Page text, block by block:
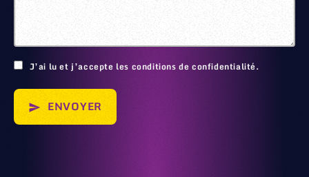
J’ai lu et j’accepte les conditions de confidentialité.
send ENVOYER